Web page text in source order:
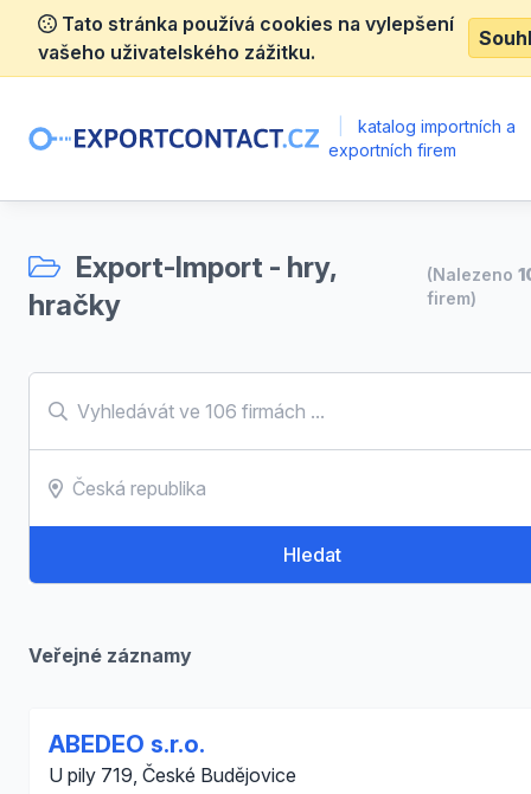
Tato stránka používá cookies na vylepšení
vašeho uživatelského zážitku.
katalog importních a
exportních firem
Export-Import - hry,
hračky
(Nalezeno
firem)
Hledat
Veřejné záznamy
ABEDEO s.r.o.
U pily 719, České Budějovice